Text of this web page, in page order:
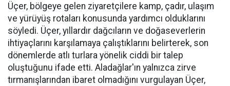
Üçer, bölgeye gelen ziyaretçilere kamp, çadır, ulaşım
ve yürüyüş rotaları konusunda yardımcı olduklarını
söyledi. Üçer, yıllardır dağcıların ve doğaseverlerin
ihtiyaçlarını karşılamaya çalıştıklarını belirterek, son
dönemlerde atlı turlara yönelik ciddi bir talep
oluştuğunu ifade etti. Aladağlar'ın yalnızca zirve
tırmanışlarından ibaret olmadığını vurgulayan Üçer,